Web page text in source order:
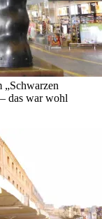
das war wohl